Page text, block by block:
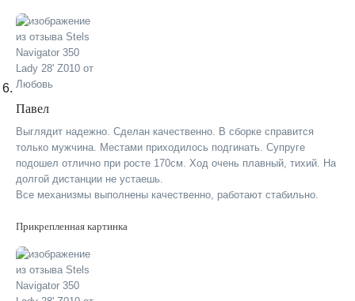
Павел
Выглядит надежно. Сделан качественно. В сборке справится
только мужчина. Местами приходилось подгинать. Супруге
подошел отлично при росте 170см. Ход очень плавный, тихий. На
долгой дистанции не устаешь.
Все механизмы выполнены качественно, работают стабильно.
Прикрепленная картинка